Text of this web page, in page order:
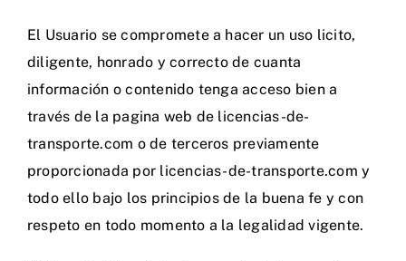
El Usuario se compromete a hacer un uso licito,
diligente, honrado y correcto de cuanta
información o contenido tenga acceso bien a
través de la pagina web de licencias-de-
transporte.com o de terceros previamente
proporcionada por licencias-de-transporte.com y
todo ello bajo los principios de la buena fe y con
respeto en todo momento a la legalidad vigente.